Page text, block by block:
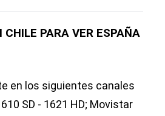
CHILE PARA VER ESPAÑA
en los siguientes canales
610 SD - 1621 HD; Movistar